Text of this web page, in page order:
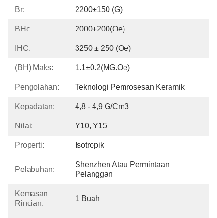
Br: 2200±150 (G)
BHc: 2000±200(Oe)
IHC: 3250 ± 250 (Oe)
(BH) Maks: 1.1±0.2(MG.Oe)
Pengolahan: Teknologi Pemrosesan Keramik
Kepadatan: 4,8 - 4,9 G/cm3
Nilai: Y10, Y15
Properti: Isotropik
Pelabuhan:
Shenzhen Atau Permintaan
Pelanggan
Kemasan
Rincian:
1 Buah